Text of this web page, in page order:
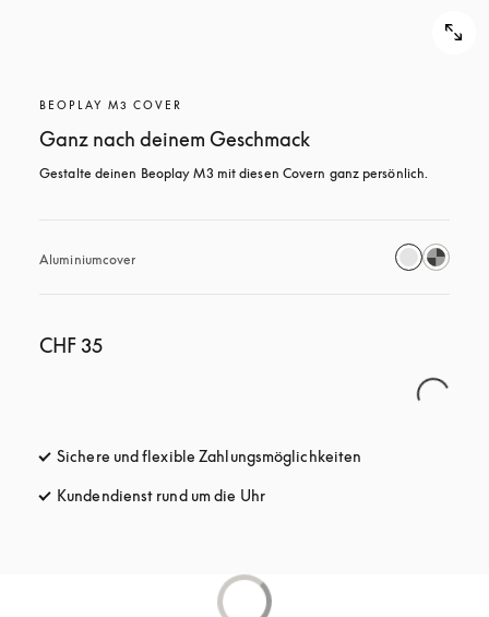
BEOPLAY M3 COVER
Ganz nach deinem Geschmack
Gestalte deinen Beoplay M3 mit diesen Covern ganz persönlich.
Aluminiumcover
CHF 35
Sichere und flexible Zahlungsmöglichkeiten
Kundendienst rund um die Uhröffnet sich in einem neuen Tab